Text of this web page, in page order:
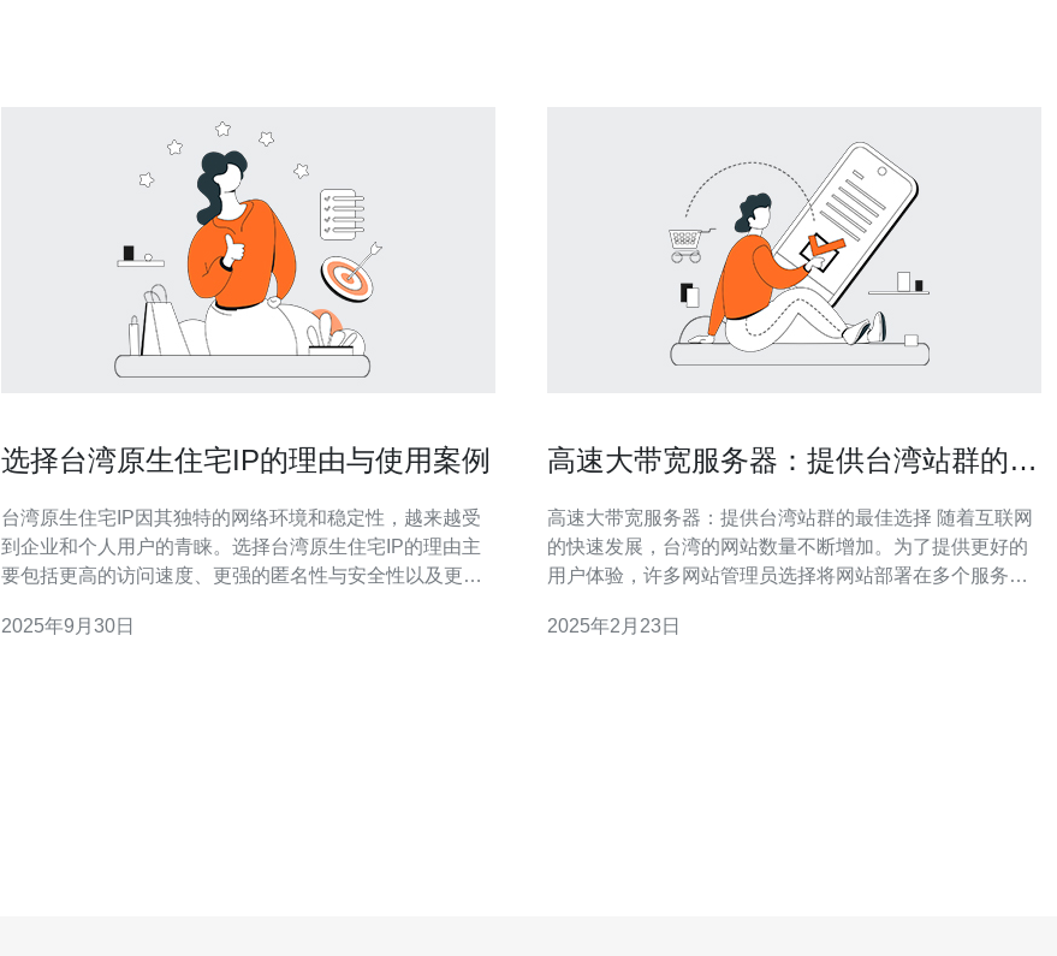
选择台湾原生住宅IP的理由与使用案例
台湾原生住宅IP因其独特的网络环境和稳定性，越来越受
到企业和个人用户的青睐。选择台湾原生住宅IP的理由主
要包括更高的访问速度、更强的匿名性与安全性以及更好
供的住宅IP服务在实际应用中的优越表现，能够有效满足
2025年9月30日
高速大带宽服务器：提供台湾站群的最
高速大带宽服务器：提供台湾站群的最佳选择 随着互联网
的快速发展，台湾的网站数量不断增加。为了提供更好的
用户体验，许多网站管理员选择将网站部署在多个服务器
器成为了最佳选择。本文将介绍高速大带宽服务器的优
2025年2月23日